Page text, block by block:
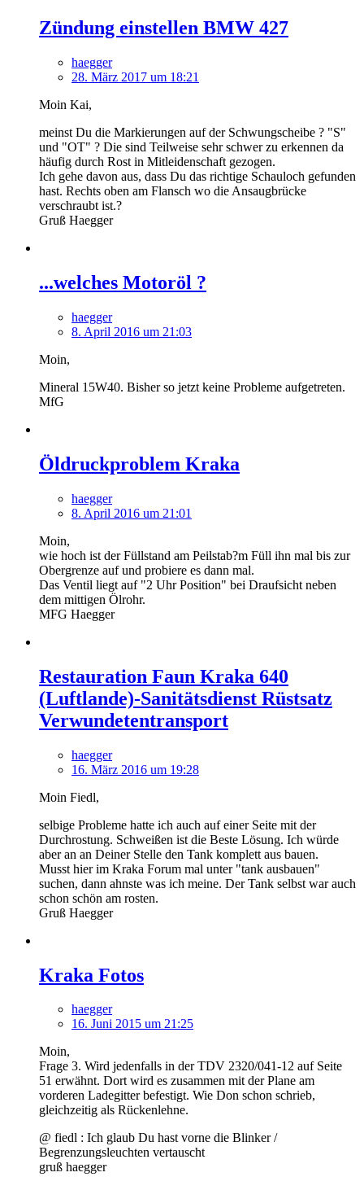
Zündung einstellen BMW 427
haegger
28. März 2017 um 18:21
Moin Kai,
meinst Du die Markierungen auf der Schwungscheibe ? "S"
und "OT" ? Die sind Teilweise sehr schwer zu erkennen da
häufig durch Rost in Mitleidenschaft gezogen.
Ich gehe davon aus, dass Du das richtige Schauloch gefunden
hast. Rechts oben am Flansch wo die Ansaugbrücke
verschraubt ist.?
Gruß Haegger
...welches Motoröl ?
haegger
8. April 2016 um 21:03
Moin,
Mineral 15W40. Bisher so jetzt keine Probleme aufgetreten.
MfG
Öldruckproblem Kraka
haegger
8. April 2016 um 21:01
Moin,
wie hoch ist der Füllstand am Peilstab?m Füll ihn mal bis zur
Obergrenze auf und probiere es dann mal.
Das Ventil liegt auf "2 Uhr Position" bei Draufsicht neben
dem mittigen Ölrohr.
MFG Haegger
Restauration Faun Kraka 640
(Luftlande)-Sanitätsdienst Rüstsatz
Verwundetentransport
haegger
16. März 2016 um 19:28
Moin Fiedl,
selbige Probleme hatte ich auch auf einer Seite mit der
Durchrostung. Schweißen ist die Beste Lösung. Ich würde
aber an an Deiner Stelle den Tank komplett aus bauen.
Musst hier im Kraka Forum mal unter "tank ausbauen"
suchen, dann ahnste was ich meine. Der Tank selbst war auch
schon schön am rosten.
Gruß Haegger
Kraka Fotos
haegger
16. Juni 2015 um 21:25
Moin,
Frage 3. Wird jedenfalls in der TDV 2320/041-12 auf Seite
51 erwähnt. Dort wird es zusammen mit der Plane am
vorderen Ladegitter befestigt. Wie Don schon schrieb,
gleichzeitig als Rückenlehne.
@ fiedl : Ich glaub Du hast vorne die Blinker /
Begrenzungsleuchten vertauscht
gruß haegger